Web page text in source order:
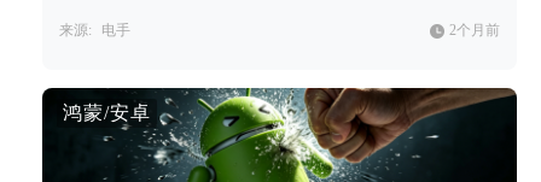
来源: 电手 2个月前
鸿蒙/安卓